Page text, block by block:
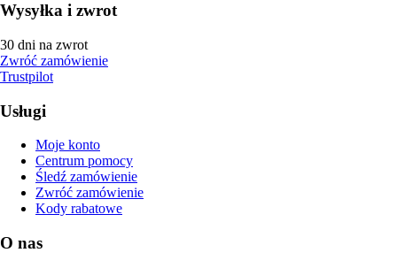
Wysyłka i zwrot
30 dni na zwrot
Zwróć zamówienie
Trustpilot
Usługi
Moje konto
Centrum pomocy
Śledź zamówienie
Zwróć zamówienie
Kody rabatowe
O nas